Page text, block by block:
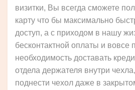
визитки, Вы всегда сможете
карту что бы максимально
доступ, а с приходом в нашу
бесконтактной оплаты и вовсе
необходимость доставать
отдела держателя внутри
поднести чехол даже в